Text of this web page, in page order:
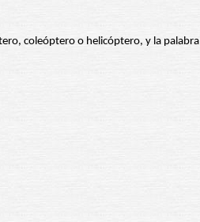
coleóptero o helicóptero, y la palabra